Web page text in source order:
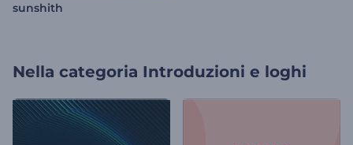
sunshith
Nella categoria Introduzioni e loghi